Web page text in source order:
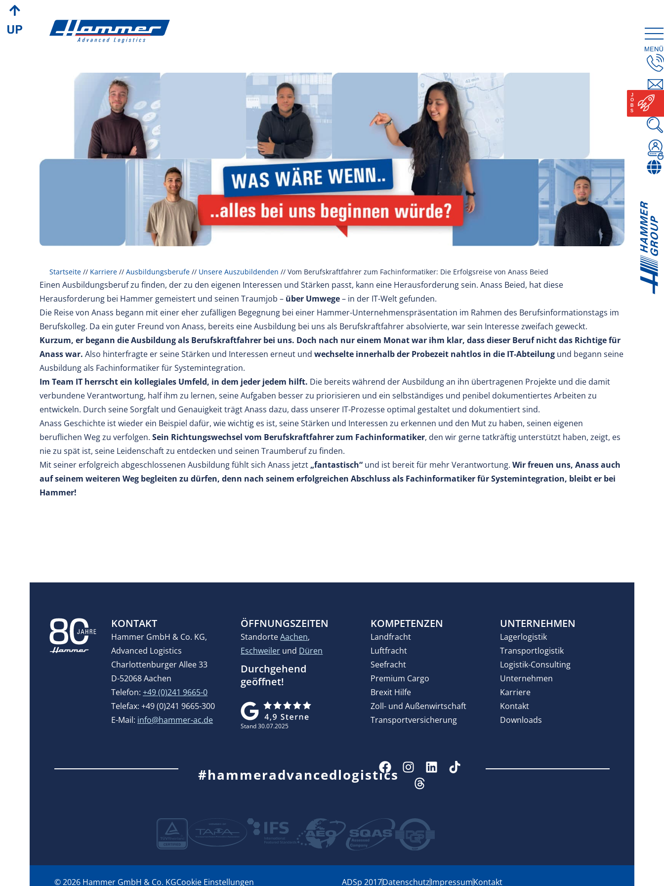
Startseite // Karriere // Ausbildungsberufe // Unsere Auszubildenden // Vom Berufskraftfahrer zum Fachinformatiker: Die Erfolgsreise von Anass Beied
Einen Ausbildungsberuf zu finden, der zu den eigenen Interessen und Stärken passt, kann eine Herausforderung sein. Anass Beied, hat diese
Herausforderung bei Hammer gemeistert und seinen Traumjob – über Umwege– in der IT-Welt gefunden.
Die Reise von Anass begann mit einer eher zufälligen Begegnung bei einer Hammer-Unternehmenspräsentation im Rahmen des Berufsinformationstags im
Berufskolleg. Da ein guter Freund von Anass, bereits eine Ausbildung bei uns als Berufskraftfahrer absolvierte, war sein Interesse zweifach geweckt.
Kurzum, er begann die Ausbildung als Berufskraftfahrer bei uns. Doch nach nur einem Monat war ihm klar, dass dieser Beruf nicht das Richtige für
Anass war. Also hinterfragte er seine Stärken und Interessen erneut und wechselte innerhalb der Probezeit nahtlos in die IT-Abteilung und begann seine
Ausbildung als Fachinformatiker für Systemintegration.
Im Team IT herrscht ein kollegiales Umfeld, in dem jeder jedem hilft. Die bereits während der Ausbildung an ihn übertragenen Projekte und die damit
verbundene Verantwortung, half ihm zu lernen, seine Aufgaben besser zu priorisieren und ein selbständiges und penibel dokumentiertes Arbeiten zu
entwickeln. Durch seine Sorgfalt und Genauigkeit trägt Anass dazu, dass unserer IT-Prozesse optimal gestaltet und dokumentiert sind.
Anass Geschichte ist wieder ein Beispiel dafür, wie wichtig es ist, seine Stärken und Interessen zu erkennen und den Mut zu haben, seinen eigenen
beruflichen Weg zu verfolgen. Sein Richtungswechsel vom Berufskraftfahrer zum Fachinformatiker, den wir gerne tatkräftig unterstützt haben, zeigt, es
nie zu spät ist, seine Leidenschaft zu entdecken und seinen Traumberuf zu finden.
Mit seiner erfolgreich abgeschlossenen Ausbildung fühlt sich Anass jetzt „fantastisch“ und ist bereit für mehr Verantwortung. Wir freuen uns, Anass auch
auf seinem weiteren Weg begleiten zu dürfen, denn nach seinem erfolgreichen Abschluss als Fachinformatiker für Systemintegration, bleibt er bei
Hammer!
KONTAKT
Hammer GmbH & Co. KG,
Advanced Logistics
Charlottenburger Allee 33
D-52068 Aachen
Telefon:+49 (0)241 9665-0
Telefax: +49 (0)241 9665-300
E-Mail: info@hammer-ac.de
ÖFFNUNGSZEITEN
StandorteAachen,
Eschweiler und Düren
Durchgehend
geöffnet!
Stand 30.07.2025
KOMPETENZEN
Landfracht
Luftfracht
Seefracht
Premium Cargo
Brexit Hilfe
Zoll- und Außenwirtschaft
Transportversicherung
UNTERNEHMEN
Lagerlogistik
Transportlogistik
Logistik-Consulting
Unternehmen
Karriere
Kontakt
Downloads
#hammeradvancedlogistics
© 2026 Hammer GmbH & Co. KGCookie Einstellungen ADSp 2017DatenschutzImpressumKontakt